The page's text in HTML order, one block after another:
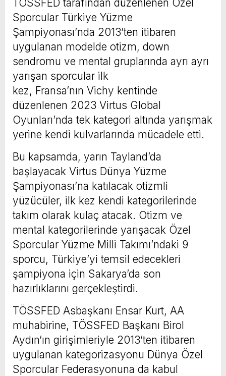
TÖSSFED tarafından düzenlenen Özel
Sporcular Türkiye Yüzme
Şampiyonası’nda 2013’ten itibaren
uygulanan modelde otizm, down
sendromu ve mental gruplarında ayrı ayrı
yarışan sporcular ilk
kez, Fransa’nın Vichy kentinde
düzenlenen 2023 Virtus Global
Oyunları’nda tek kategori altında yarışmak
yerine kendi kulvarlarında mücadele etti.
Bu kapsamda, yarın Tayland’da
başlayacak Virtus Dünya Yüzme
Şampiyonası’na katılacak otizmli
yüzücüler, ilk kez kendi kategorilerinde
takım olarak kulaç atacak. Otizm ve
mental kategorilerinde yarışacak Özel
Sporcular Yüzme Milli Takımı’ndaki 9
sporcu, Türkiye’yi temsil edecekleri
şampiyona için Sakarya’da son
hazırlıklarını gerçekleştirdi.
TÖSSFED Asbaşkanı Ensar Kurt, AA
muhabirine, TÖSSFED Başkanı Birol
Aydın’ın girişimleriyle 2013’ten itibaren
uygulanan kategorizasyonu Dünya Özel
Sporcular Federasyonuna da kabul